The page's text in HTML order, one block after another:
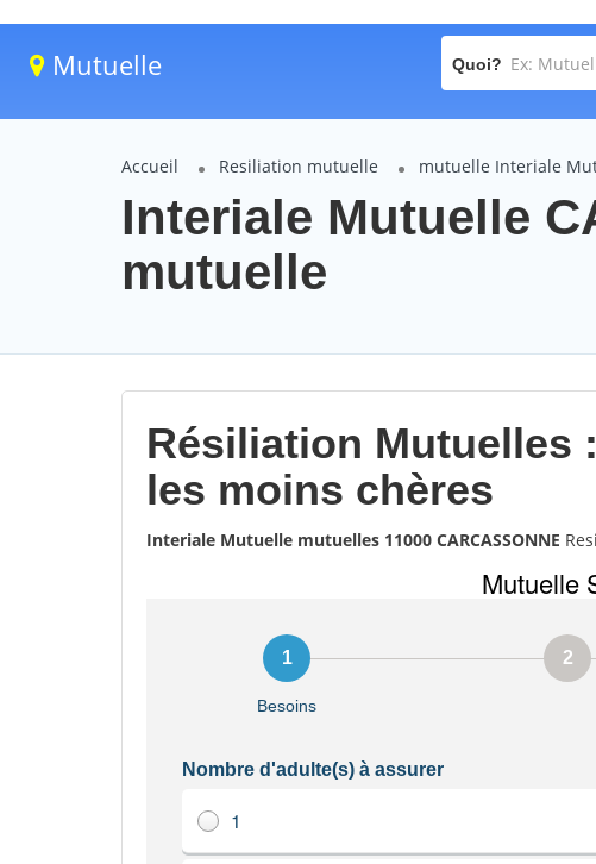
Mutuelle Quoi?
Accueil Resiliation mutuelle mutuelle Interiale
Interiale Mutuelle
mutuelle
Résiliation Mutuelles
les moins chères
Interiale Mutuelle mutuelles 11000 CARCASSONNE